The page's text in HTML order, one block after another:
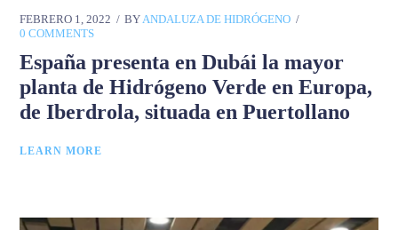
FEBRERO 1, 2022 BYANDALUZA DE HIDRÓGENO
0 COMMENTS
España presenta en Dubái la mayor
planta de Hidrógeno Verde en Europa,
de Iberdrola, situada en Puertollano
LEARN MORE